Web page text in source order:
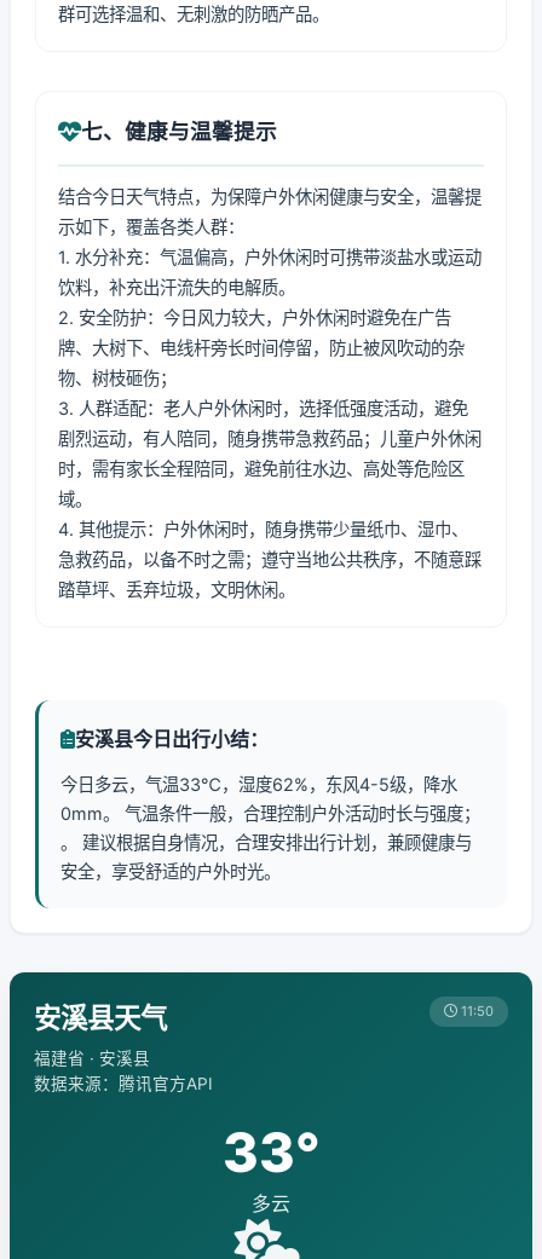
群可选择温和、无刺激的防晒产品。
七、健康与温馨提示
结合今日天气特点，为保障户外休闲健康与安全，温馨提
示如下，覆盖各类人群：
1. 水分补充：气温偏高，户外休闲时可携带淡盐水或运动
饮料，补充出汗流失的电解质。
2. 安全防护：今日风力较大，户外休闲时避免在广告
牌、大树下、电线杆旁长时间停留，防止被风吹动的杂
物、树枝砸伤；
3. 人群适配：老人户外休闲时，选择低强度活动，避免
剧烈运动，有人陪同，随身携带急救药品；儿童户外休闲
时，需有家长全程陪同，避免前往水边、高处等危险区
域。
4. 其他提示：户外休闲时，随身携带少量纸巾、湿巾、
急救药品，以备不时之需；遵守当地公共秩序，不随意踩
踏草坪、丢弃垃圾，文明休闲。
安溪县今日出行小结：
今日多云，气温33℃，湿度62%，东风4-5级，降水
0mm。 气温条件一般，合理控制户外活动时长与强度；
。 建议根据自身情况，合理安排出行计划，兼顾健康与
安全，享受舒适的户外时光。
安溪县天气
福建省 · 安溪县
数据来源：腾讯官方API
11:50
33°
多云